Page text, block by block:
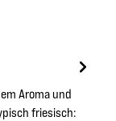
Aroma und
friesisch: